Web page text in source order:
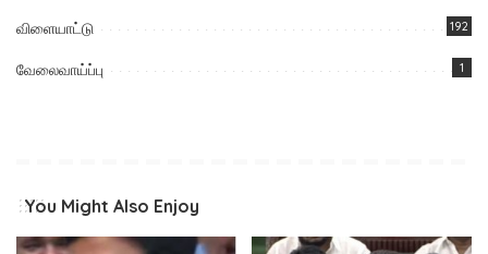
விளையாட்டு 192
வேலைவாய்ப்பு 1
You Might Also Enjoy